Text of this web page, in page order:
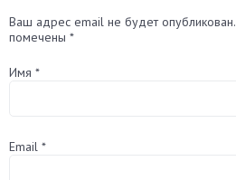
Ваш адрес email не будет опубликован.
помечены *
Имя *
Email *